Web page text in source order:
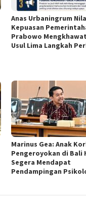
Anas Urbaningrum
Kepuasan
Prabowo
Usul Lima Langkah
Marinus Gea: Anak
Pengeroyokan di Bali
Segera Mendapat
Pendampingan